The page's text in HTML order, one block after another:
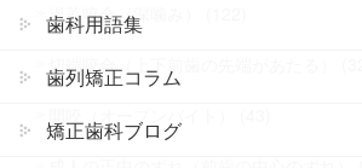
過蓋咬合（深噛み） (122)
切端咬合（上下前歯の先端があたる） (32)
開咬（オープンバイト） (43)
歯科用語集
歯列矯正コラム
矯正歯科ブログ